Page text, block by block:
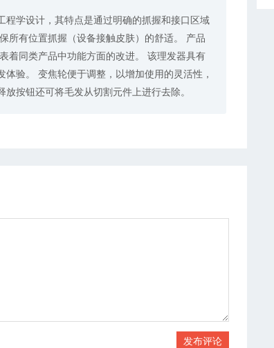
学设计，其特点是通过明确的抓握和接口区域
所有位置抓握（设备接触皮肤）的舒适。 产品
着同类产品中功能方面的改进。 该理发器具有
验。 变焦轮便于调整，以增加使用的灵活性，
按钮还可将毛发从切割元件上进行去除。
发布评论